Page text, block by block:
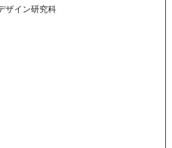
ザイン研究科